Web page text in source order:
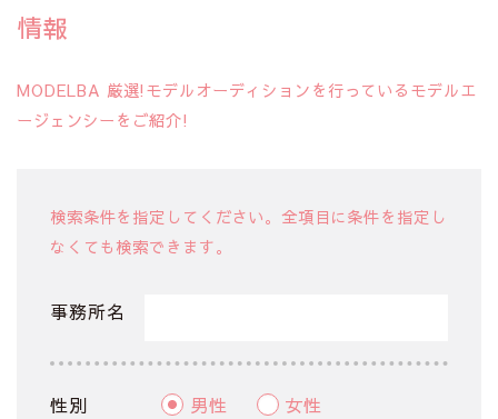
情報
MODELBA 厳選!モデルオーディションを行っているモデルエ
ージェンシーをご紹介!
検索条件を指定してください。全項目に条件を指定し
なくても検索できます。
事務所名
性別 男性 女性